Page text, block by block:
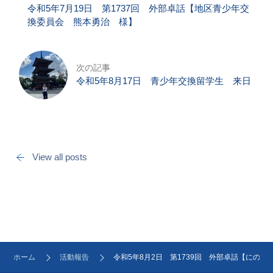
令和5年7月19日 第1737回 外部卓話【地区青少年交
換委員会 熊本勇治 様】
次の記事
令和5年8月17日 青少年交換留学生 来日
View all posts
ホーム 活動報告 令和5年8月2日 第1739回 外部卓話【にの